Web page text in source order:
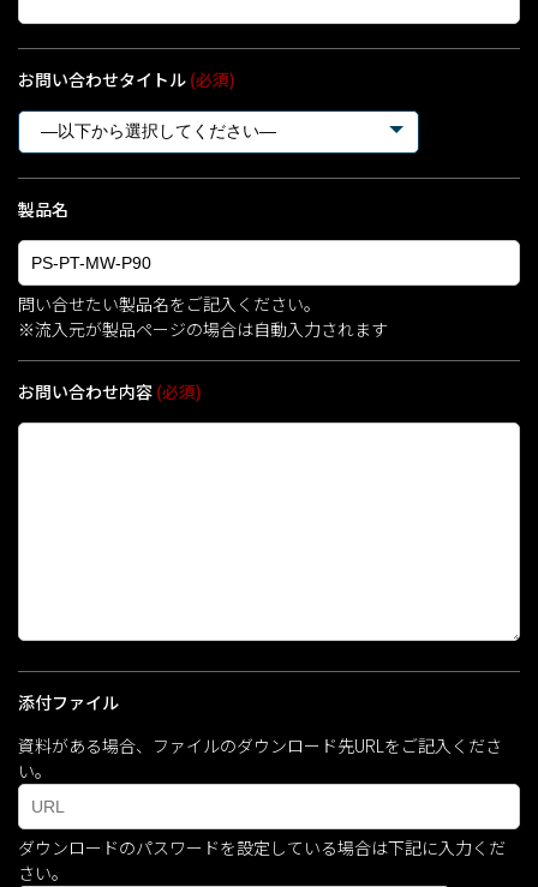
お問い合わせタイトル (必須)
製品名
問い合せたい製品名をご記入ください。
※流入元が製品ページの場合は自動入力されます
お問い合わせ内容 (必須)
添付ファイル
資料がある場合、ファイルのダウンロード先URLをご記入くださ
い。
ダウンロードのパスワードを設定している場合は下記に入力くだ
さい。